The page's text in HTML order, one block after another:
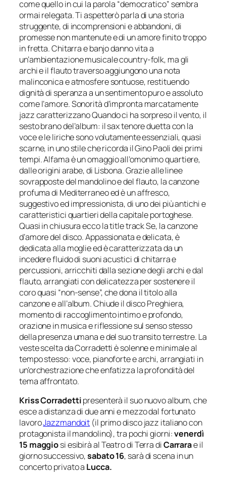
come quello in cui la parola “democratico” sembra
ormai relegata.Ti aspetteròparla di una storia
struggente, di incomprensioni e abbandoni, di
promesse non mantenute e di un amore finito troppo
in fretta. Chitarra e banjo danno vita a
un’ambientazione musicale country-folk, ma gli
archi e il flauto traverso aggiungono una nota
malinconica e atmosfere sontuose, restituendo
dignità di speranza a un sentimento puro e assoluto
come l’amore. Sonorità d’impronta marcatamente
jazz caratterizzanoQuando ci ha sorpreso il vento, il
sesto brano del’album: il sax tenore duetta con la
voce e le liriche sono volutamente essenziali, quasi
scarne, in uno stile che ricorda il Gino Paoli dei primi
tempi.Alfamaè un omaggio all’omonimo quartiere,
dalle origini arabe, di Lisbona. Grazie alle linee
sovrapposte del mandolino e del flauto, la canzone
profuma di Mediterraneo ed è un affresco,
suggestivo ed impressionista, di uno dei più antichi e
caratteristici quartieri della capitale portoghese.
Quasi in chiusura ecco la title trackSe, la canzone
d’amore del disco. Appassionata e delicata, è
dedicata alla moglie ed è caratterizzata da un
incedere fluido di suoni acustici di chitarra e
percussioni, arricchiti dalla sezione degli archi e dal
flauto, arrangiati con delicatezza per sostenere il
coro quasi “non-sense”, che dona il titolo alla
canzone e all’album. Chiude il discoPreghiera,
momento di raccoglimento intimo e profondo,
orazione in musica e riflessione sul senso stesso
della presenza umana e del suo transito terrestre. La
veste scelta da Corradetti è solenne e minimale al
tempo stesso: voce, pianoforte e archi, arrangiati in
un’orchestrazione che enfatizza la profondità del
tema affrontato.
Kriss Corradettipresenterà il suo nuovo album, che
esce a distanza di due anni e mezzo dal fortunato
lavoroJazzmandoit (il primo disco jazz italiano con
protagonista il mandolino), tra pochi giorni:venerdì
15 maggiosi esibirà al Teatro di Terra diCarrarae il
giorno successivo,sabato 16, sarà di scena in un
concerto privato a Lucca.